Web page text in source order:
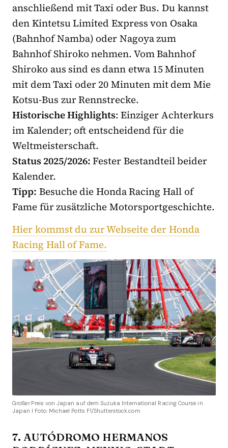
anschließend mit Taxi oder Bus. Du kannst
den Kintetsu Limited Express von Osaka
(Bahnhof Namba) oder Nagoya zum
Bahnhof Shiroko nehmen. Vom Bahnhof
Shiroko aus sind es dann etwa 15 Minuten
mit dem Taxi oder 20 Minuten mit dem Mie
Kotsu-Bus zur Rennstrecke.
Historische Highlights: Einziger Achterkurs
im Kalender; oft entscheidend für die
Weltmeisterschaft.
Status 2025/2026:Fester Bestandteil beider
Kalender.
Tipp: Besuche die Honda Racing Hall of
Fame für zusätzliche Motorsportgeschichte.
Hier kommst du zur Webseite der Honda
Racing Hall of Fame.
Großer Preis von Japan auf dem Suzuka International Racing Course in
Japan I Foto: Michael Potts F1/Shutterstock.com
7. AUTÓDROMO HERMANOS